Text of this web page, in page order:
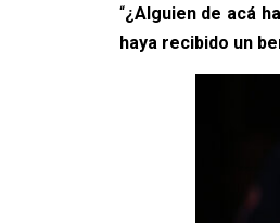
“¿Alguien de acá
haya recibido un